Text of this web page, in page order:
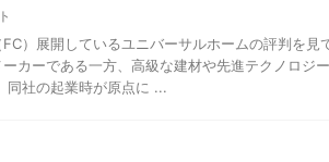
）展開しているユニバーサルホームの評判を見
カーである一方、高級な建材や先進テクノロジ
同社の起業時が原点に ...